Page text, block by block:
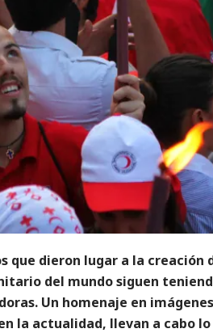
que dieron lugar a la creación
del mundo siguen
Un homenaje en
la actualidad, llevan a cabo